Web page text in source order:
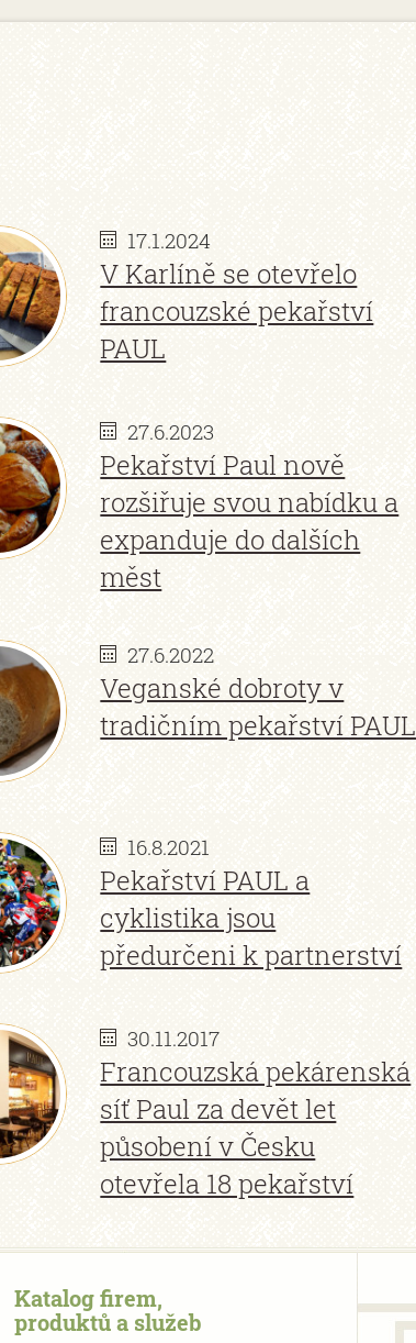
17.1.2024
V Karlíně se otevřelo
francouzské pekařství
PAUL
27.6.2023
Pekařství Paul nově
rozšiřuje svou nabídku a
expanduje do dalších
měst
27.6.2022
Veganské dobroty v
tradičním pekařství PAUL
16.8.2021
Pekařství PAUL a
cyklistika jsou
předurčeni k partnerství
30.11.2017
Francouzská pekárenská
síť Paul za devět let
působení v Česku
otevřela 18 pekařství
Katalog firem,
produktů a služeb